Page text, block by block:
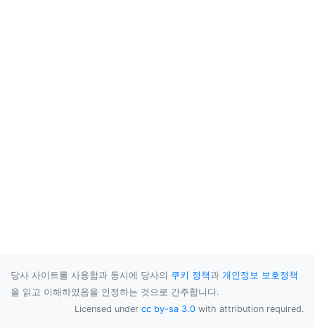
당사 사이트를 사용함과 동시에 당사의 쿠키 정책과 개인정보 보호정책
을 읽고 이해하였음을 인정하는 것으로 간주합니다.
Licensed under cc by-sa 3.0 with attribution required.